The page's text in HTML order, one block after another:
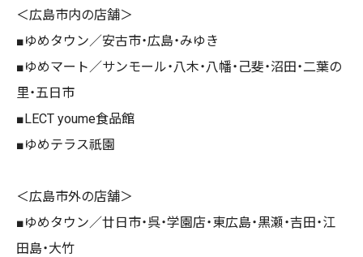
＜広島市内の店舗＞
■ゆめタウン／安古市・広島・みゆき
■ゆめマート／サンモール・八木・八幡・己斐・沼田・二葉の
里・五日市
■LECT youme食品館
■ゆめテラス祇園
＜広島市外の店舗＞
■ゆめタウン／廿日市・呉・学園店・東広島・黒瀬・吉田・江
田島・大竹